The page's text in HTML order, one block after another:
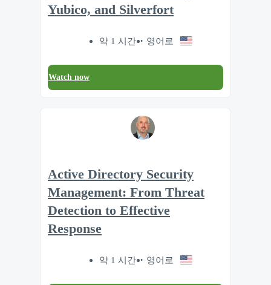
Yubico, and Silverfort
약 1 시간 영어로
Watch now
Active Directory Security
Management: From Threat
Detection to Effective
Response
약 1 시간 영어로